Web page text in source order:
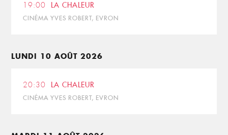
19:00 LA CHALEUR
CINÉMA YVES ROBERT, EVRON
LUNDI 10 AOÛT 2026
20:30 LA CHALEUR
CINÉMA YVES ROBERT, EVRON